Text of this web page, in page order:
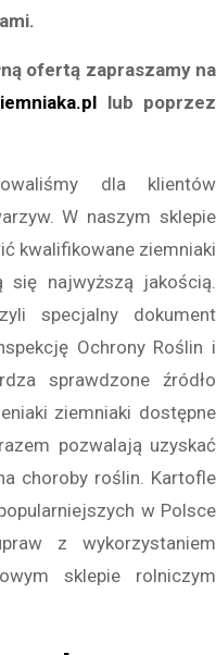
ofertą zapraszamy na
lub poprzez
dla klientów
W naszym sklepie
kwalifikowane ziemniaki
się najwyższą jakością.
specjalny dokument
Ochrony Roślin i
sprawdzone źródło
ziemniaki dostępne
pozwalają uzyskać
choroby roślin. Kartofle
w Polsce
z wykorzystaniem
sklepie rolniczym